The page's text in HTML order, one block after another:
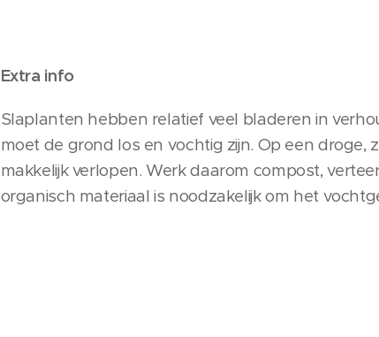
Extra info
Slaplanten hebben relatief veel bladeren in
moet de grond los en vochtig zijn. Op een
makkelijk verlopen. Werk daarom compost,
organisch materiaal is noodzakelijk om het